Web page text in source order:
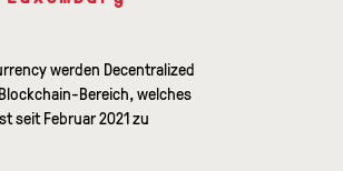
werden Decentralized
Bereich, welches
seit Februar 2021 zu